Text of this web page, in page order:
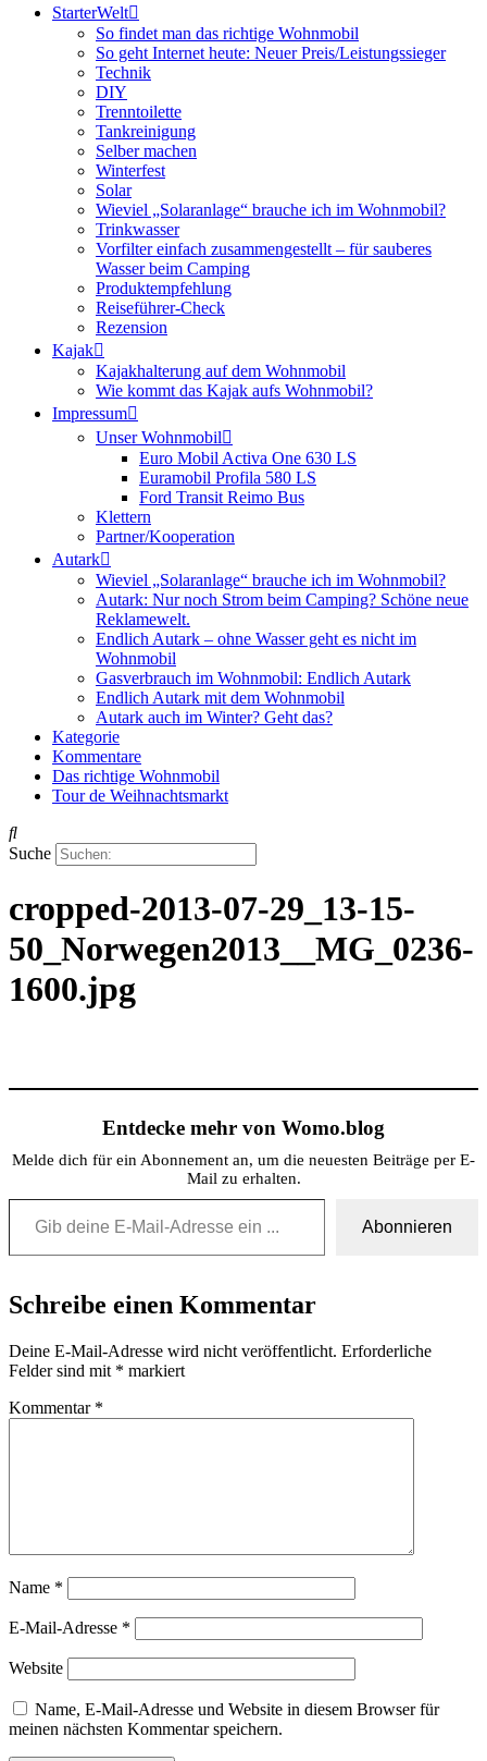
StarterWelt
So findet man das richtige Wohnmobil
So geht Internet heute: Neuer Preis/Leistungssieger
Technik
DIY
Trenntoilette
Tankreinigung
Selber machen
Winterfest
Solar
Wieviel „Solaranlage“ brauche ich im Wohnmobil?
Trinkwasser
Vorfilter einfach zusammengestellt – für sauberes
Wasser beim Camping
Produktempfehlung
Reiseführer-Check
Rezension
Kajak
Kajakhalterung auf dem Wohnmobil
Wie kommt das Kajak aufs Wohnmobil?
Impressum
Unser Wohnmobil
Euro Mobil Activa One 630 LS
Euramobil Profila 580 LS
Ford Transit Reimo Bus
Klettern
Partner/Kooperation
Autark
Wieviel „Solaranlage“ brauche ich im Wohnmobil?
Autark: Nur noch Strom beim Camping? Schöne neue
Reklamewelt.
Endlich Autark – ohne Wasser geht es nicht im
Wohnmobil
Gasverbrauch im Wohnmobil: Endlich Autark
Endlich Autark mit dem Wohnmobil
Autark auch im Winter? Geht das?
Kategorie
Kommentare
Das richtige Wohnmobil
Tour de Weihnachtsmarkt
Suche
cropped-2013-07-29_13-15-
50_Norwegen2013__MG_0236-
1600.jpg
Entdecke mehr von Womo.blog
Melde dich für ein Abonnement an, um die neuesten Beiträge per E-
Mail zu erhalten.
Gib deine E-Mail-Adresse ein ...
Abonnieren
Schreibe einen Kommentar
Deine E-Mail-Adresse wird nicht veröffentlicht. Erforderliche
Felder sind mit * markiert
Kommentar *
Name *
E-Mail-Adresse *
Website
Name, E-Mail-Adresse und Website in diesem Browser für
meinen nächsten Kommentar speichern.